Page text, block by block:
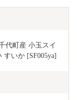
代町産 小玉スイ
いか [SF005ya]